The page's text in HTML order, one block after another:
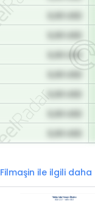
0,00 USD
Filmaşin ile ilgili